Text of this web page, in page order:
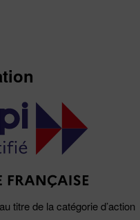
titre de la catégorie d’action